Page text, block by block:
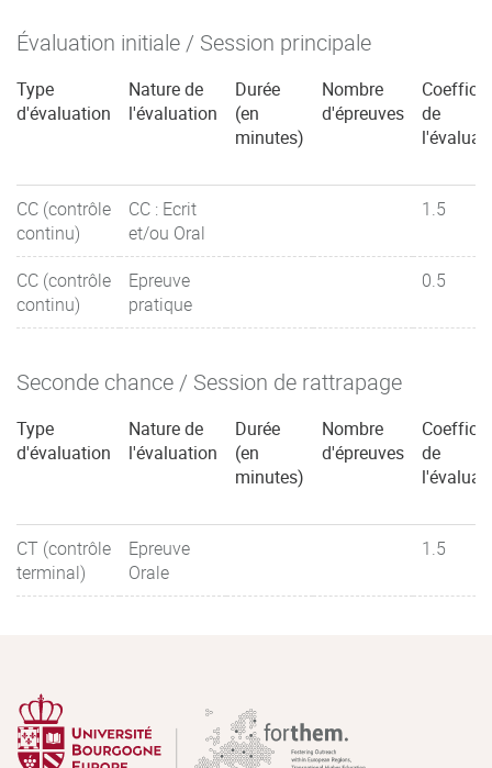
Évaluation initiale / Session principale
Type
d'évaluation
Nature de
l'évaluation
Durée
(en
minutes)
Nombre
d'épreuves
de
CC (contrôle
continu)
CC : Ecrit
et/ou Oral
1.5
CC (contrôle
continu)
Epreuve
pratique
0.5
Seconde chance / Session de rattrapage
Type
d'évaluation
Nature de
l'évaluation
Durée
(en
minutes)
Nombre
d'épreuves
de
CT (contrôle
terminal)
Epreuve
Orale
1.5